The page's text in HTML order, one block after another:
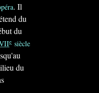
. Il
du
du
e siècle
du